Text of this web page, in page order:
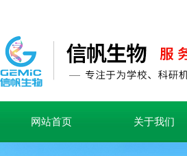
网站首页 关于我们